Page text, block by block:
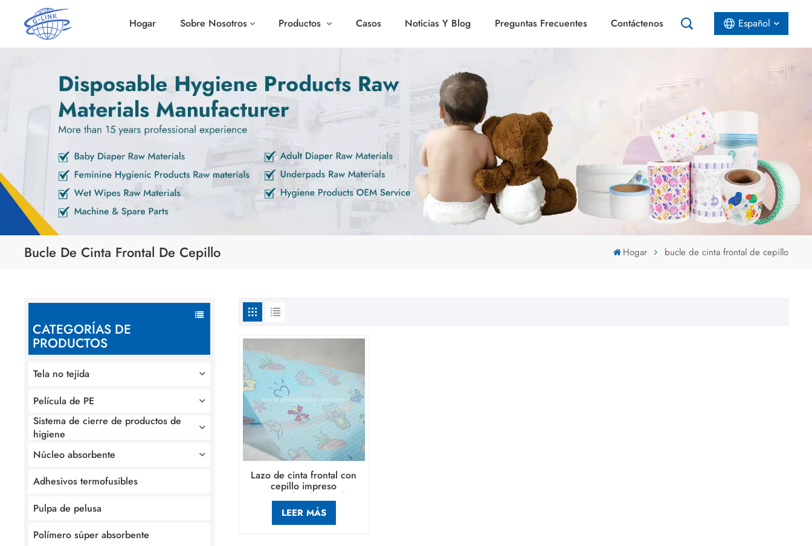
Hogar Sobre Nosotros Productos Casos Noticias Y Blog Preguntas Frecuentes Contáctenos Español
عربي
Bucle De Cinta Frontal De Cepillo Hogar bucle de cinta frontal de cepillo
CATEGORÍAS DE
PRODUCTOS
Tela no tejida
Película de PE
Sistema de cierre de productos de
higiene
Núcleo absorbente
Adhesivos termofusibles
Pulpa de pelusa
Polímero súper absorbente
Lazo de cinta frontal con
cepillo impreso
personalizado para la
producción de pañales
desechables
LEER MÁS